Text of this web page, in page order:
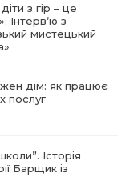
з гір – це
Інтервʼю з
мистецький
дім: як працює
послуг
Історія
Барщик із